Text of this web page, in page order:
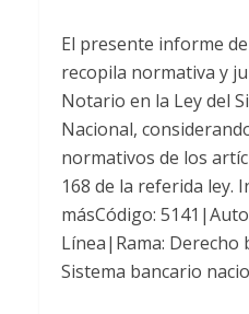
El presente informe
recopila normativa y
Notario en la Ley del
Nacional,
normativos de los
168 de la referida ley.
másCódigo:
Línea|Rama:
Sistema bancario